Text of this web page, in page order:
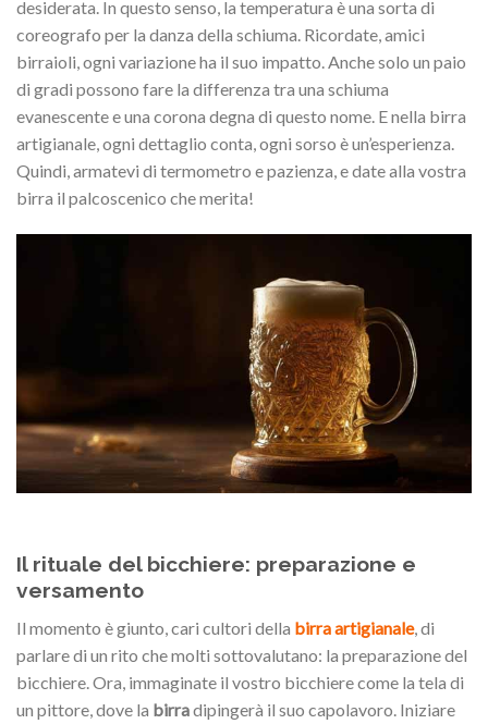
desiderata. In questo senso, la temperatura è una sorta di
coreografo per la danza della schiuma. Ricordate, amici
birraioli, ogni variazione ha il suo impatto. Anche solo un paio
di gradi possono fare la differenza tra una schiuma
evanescente e una corona degna di questo nome. E nella birra
artigianale, ogni dettaglio conta, ogni sorso è un’esperienza.
Quindi, armatevi di termometro e pazienza, e date alla vostra
birra il palcoscenico che merita!
Il rituale del bicchiere: preparazione e
versamento
Il momento è giunto, cari cultori della birra artigianale, di
parlare di un rito che molti sottovalutano: la preparazione del
bicchiere. Ora, immaginate il vostro bicchiere come la tela di
un pittore, dove la birradipingerà il suo capolavoro. Iniziare